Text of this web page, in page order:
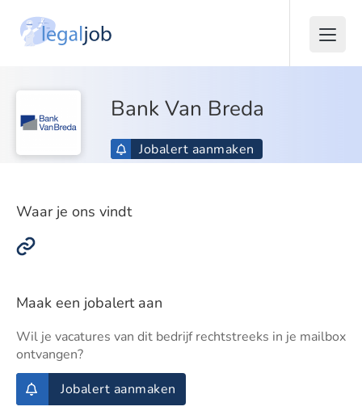
Bank Van Breda
Jobalert aanmaken
Waar je ons vindt
Maak een jobalert aan
Wil je vacatures van dit bedrijf rechtstreeks in je mailbox
ontvangen?
Jobalert aanmaken